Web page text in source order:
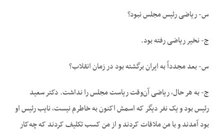
س- ریاضی رئیس مجلس نبود؟
ج- نخیر ریاضی رفته بود.
س- بعد مجدداً به ایران برگشته بود در زمان انقلاب؟
ج- به هر حال، ریاضی آن‌‌وقت ریاست مجلس را نداشت. دکتر سعید
رئیس بود و یک نفر دیگر که اسمش اکنون به خاطرم نیست، نایب رئیس او
بود آمدند و با من ملاقات کردند و از من کسب تکلیف کردند که چه‌کار